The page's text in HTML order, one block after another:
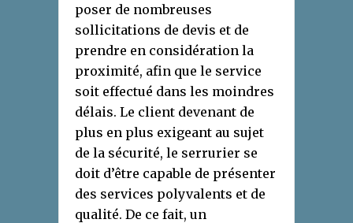
poser de nombreuses
sollicitations de devis et de
prendre en considération la
proximité, afin que le service
soit effectué dans les moindres
délais. Le client devenant de
plus en plus exigeant au sujet
de la sécurité, le serrurier se
doit d’être capable de présenter
des services polyvalents et de
qualité. De ce fait, un